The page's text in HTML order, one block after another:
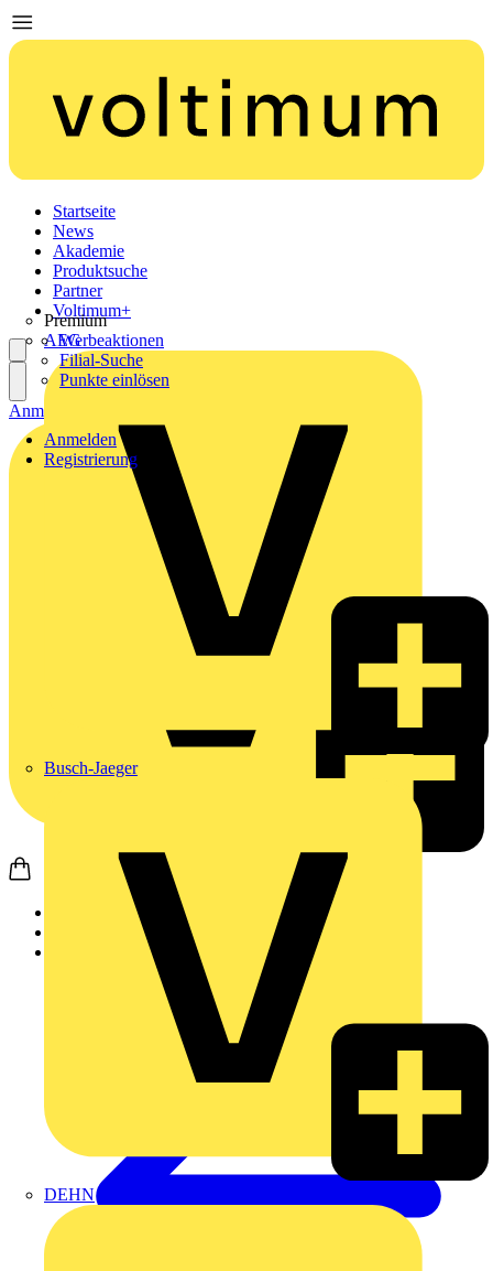
Startseite
News
Akademie
Produktsuche
Partner
Premium
AEG
Busch-Jaeger
DEHN
Voltimum+
Werbeaktionen
Filial-Suche
Punkte einlösen
Anmelden
Registrierung
Anmelden